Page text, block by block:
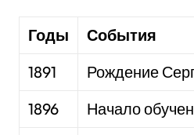
Годы
События
1891
Рождение
1896
Начало